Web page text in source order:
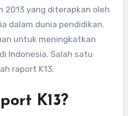
2013 yang diterapkan oleh
dalam dunia pendidikan.
untuk meningkatkan
Indonesia. Salah satu
raport K13.
K13?